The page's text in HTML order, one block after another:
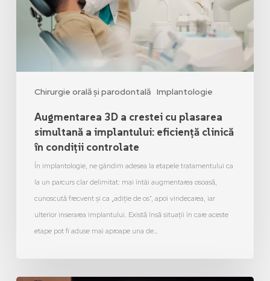
Chirurgie orală și parodontală Implantologie
Augmentarea 3D a crestei cu plasarea
simultană a implantului: eficiență clinică
în condiții controlate
În implantologie, ne gândim adesea la etapele tratamentului ca
la un parcurs clar delimitat: mai întâi augmentarea osoasă,
cunoscută frecvent și ca „adiție de os”, apoi vindecarea, iar
ulterior inserarea implantului. Există însă situații în care aceste
etape pot fi aduse mai aproape una de…